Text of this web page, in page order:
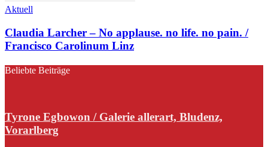
Aktuell
Claudia Larcher – No applause. no life. no pain. /
Francisco Carolinum Linz
Beliebte Beiträge
Tyrone Egbowon / Galerie allerart, Bludenz,
Vorarlberg